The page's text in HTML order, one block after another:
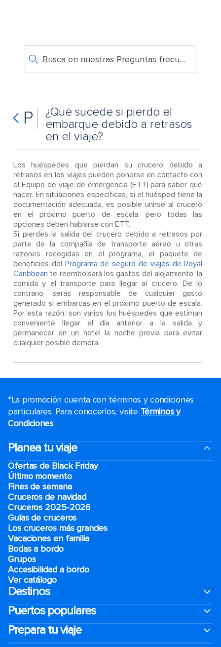
Busca en nuestras Preguntas frecuentes
P
¿Qué sucede si pierdo el
embarque debido a retrasos
en el viaje?
Los huéspedes que pierdan su crucero debido a
retrasos en los viajes pueden ponerse en contacto con
el Equipo de viaje de emergencia (ETT) para saber qué
hacer. En situaciones específicas, si el huésped tiene la
documentación adecuada, es posible unirse al crucero
en el próximo puerto de escala, pero todas las
opciones deben hablarse con ETT.
Si pierdes la salida del crucero debido a retrasos por
parte de la compañía de transporte aéreo u otras
razones recogidas en el programa, el paquete de
beneficios del Programa de seguro de viajes de Royal
Caribbean te reembolsará los gastos del alojamiento, la
comida y el transporte para llegar al crucero. De lo
contrario, serás responsable de cualquier gasto
generado si embarcas en el próximo puerto de escala.
Por esta razón, son varios los huéspedes que estiman
conveniente llegar el día anterior a la salida y
permanecer en un hotel la noche previa para evitar
cualquier posible demora.
*La promoción cuenta con términos y condiciones
particulares. Para conocerlos, visite Términos y
Condiciones.
Planea tu viaje
Ofertas de Black Friday
Último momento
Fines de semana
Cruceros de navidad
Cruceros 2025-2026
Guías de cruceros
Los cruceros más grandes
Vacaciones en familia
Bodas a bordo
Grupos
Accesibilidad a bordo
Ver catálogo
Destinos
Puertos populares
Prepara tu viaje